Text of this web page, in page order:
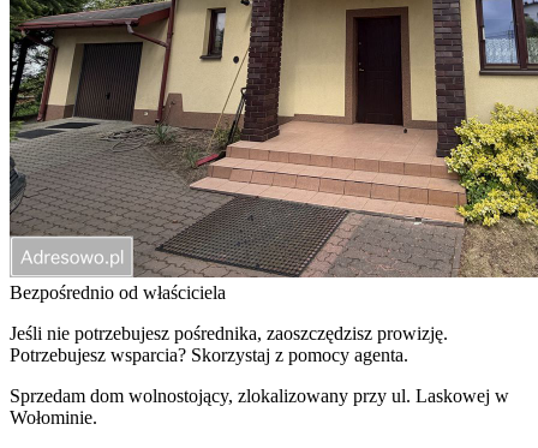
Bezpośrednio od właściciela
Jeśli nie potrzebujesz pośrednika, zaoszczędzisz prowizję.
Potrzebujesz wsparcia? Skorzystaj z pomocy agenta.
Sprzedam dom wolnostojący, zlokalizowany przy ul. Laskowej w
Wołominie.